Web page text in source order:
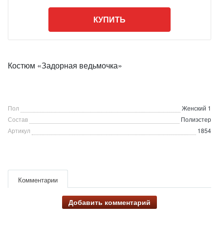
КУПИТЬ
Костюм «Задорная ведьмочка»
Пол
Женский 1
Состав
Полиэстер
Артикул
1854
Комментарии
Добавить комментарий